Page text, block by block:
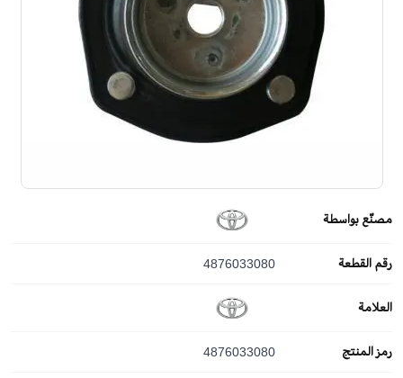
مصنّع بواسطة
رقم القطعة 4876033080
العلامة
رمز المنتج 4876033080